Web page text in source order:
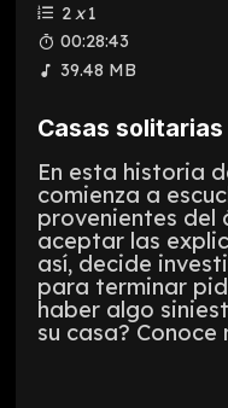
2x 1
00:28:43
39.48 MB
Casas solitarias
En esta historia
comienza a
provenientes del
aceptar las
así, decide
para terminar
haber algo
su casa? Conoce